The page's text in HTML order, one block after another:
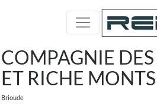
COMPAGNIE
ET RICHE MONTS
Brioude